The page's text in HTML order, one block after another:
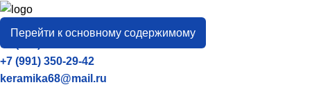
Перейти к основному содержимому
город
Тамбов
+7 (906) 657-33-54
+7 (991) 350-29-42
keramika68@mail.ru